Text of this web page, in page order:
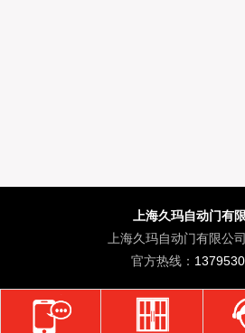
上海久玛自动门有
上海久玛自动门有限公
官方热线：